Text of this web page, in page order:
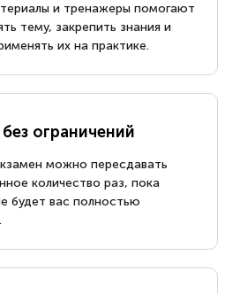
и тренажеры помогают
тему, закрепить знания и
их на практике.
ограничений
можно пересдавать
количество раз, пока
будет вас полностью